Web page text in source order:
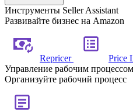
Инструменты Seller Assistant
Развивайте бизнес на Amazon
Repricer Price
Управление рабочим процессом
Организуйте рабочий процесс